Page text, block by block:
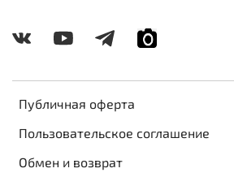
Публичная оферта
Пользовательское соглашение
Обмен и возврат